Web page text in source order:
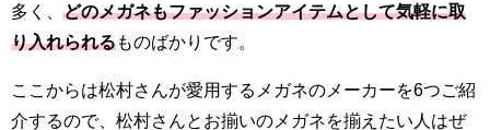
多く、 どのメガネもファッションアイテムとして気軽に取
り入れられるものばかりです。
ここからは松村さんが愛用するメガネのメーカーを6つご紹
介するので、松村さんとお揃いのメガネを揃えたい人はぜ